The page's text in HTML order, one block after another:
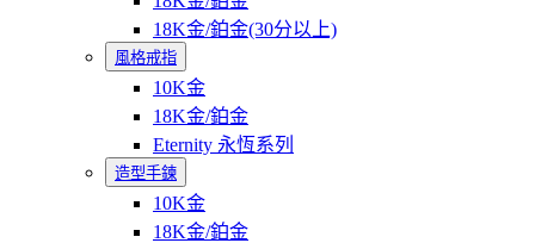
18K金/鉑金(30分以上)
風格戒指
10K金
18K金/鉑金
Eternity 永恆系列
造型手鍊
10K金
18K金/鉑金